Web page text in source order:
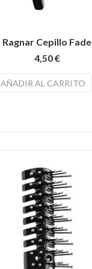
Ragnar Cepillo Fade
4,50 €
AÑADIR AL CARRITO